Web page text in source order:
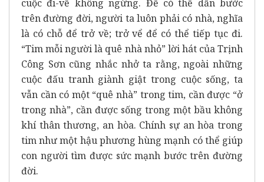
cuộc đi-về không ngừng. Để có thể dấn bước
trên đường đời, người ta luôn phải có nhà, nghĩa
là có chỗ để trở về; trở vể để có thể tiếp tục đi.
“Tim mỗi người là quê nhà nhỏ” lời hát của Trịnh
Công Sơn cũng nhắc nhở ta rằng, ngoài những
cuộc đấu tranh giành giật trong cuộc sống, ta
vẫn cần có một “quê nhà” trong tim, cần được “ở
trong nhà”, cần được sống trong một bầu không
khí thân thương, an hòa. Chính sự an hòa trong
tim như một hậu phương hùng mạnh có thể giúp
con người tìm được sức mạnh bước trên đường
đời.